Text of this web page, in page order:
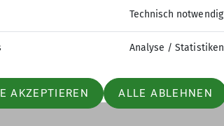
Technisch notwendig
Analyse / Statistiken
AKZEPTIEREN ALLE ABLEHNEN